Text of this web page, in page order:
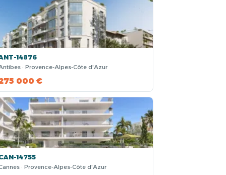
14876
· Provence-Alpes-Côte d'Azur
000 €
14755
· Provence-Alpes-Côte d'Azur